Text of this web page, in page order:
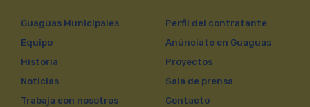
Guaguas Municipales
Equipo
Historia
Noticias
Trabaja con nosotros
Perfil del contratante
Anúnciate en Guaguas
Proyectos
Sala de prensa
Contacto